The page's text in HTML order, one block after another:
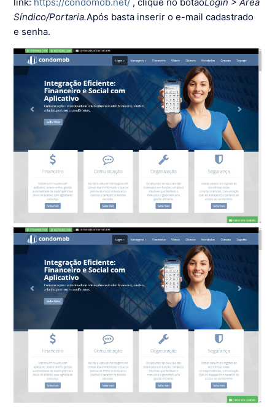
Síndico/Portaria.Após basta inserir o e-mail cadastrado
e senha.